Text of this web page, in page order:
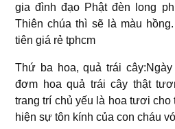
gia đình đạo Phật đèn long
Thiên chúa thì sẽ là màu
tiên giá rẻ tphcm
Thứ ba hoa, quả trái
đơm hoa quả trái cây thật
trang trí chủ yếu là hoa tươi cho
hiện sự tôn kính của con cháu